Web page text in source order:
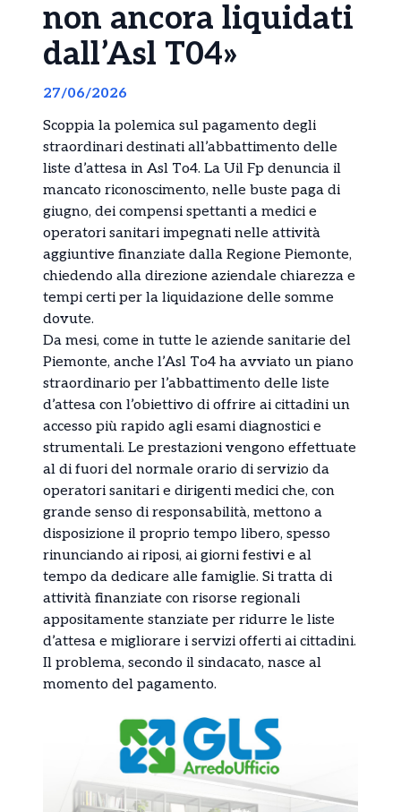
non ancora liquidati
dall’Asl T04»
27/06/2026
Scoppia la polemica sul pagamento degli
straordinari destinati all’abbattimento delle
liste d’attesa in Asl To4. La Uil Fp denuncia il
mancato riconoscimento, nelle buste paga di
giugno, dei compensi spettanti a medici e
operatori sanitari impegnati nelle attività
aggiuntive finanziate dalla Regione Piemonte,
chiedendo alla direzione aziendale chiarezza e
tempi certi per la liquidazione delle somme
dovute.
Da mesi, come in tutte le aziende sanitarie del
Piemonte, anche l’Asl To4 ha avviato un piano
straordinario per l’abbattimento delle liste
d’attesa con l’obiettivo di offrire ai cittadini un
accesso più rapido agli esami diagnostici e
strumentali. Le prestazioni vengono effettuate
al di fuori del normale orario di servizio da
operatori sanitari e dirigenti medici che, con
grande senso di responsabilità, mettono a
disposizione il proprio tempo libero, spesso
rinunciando ai riposi, ai giorni festivi e al
tempo da dedicare alle famiglie. Si tratta di
attività finanziate con risorse regionali
appositamente stanziate per ridurre le liste
d’attesa e migliorare i servizi offerti ai cittadini.
Il problema, secondo il sindacato, nasce al
momento del pagamento.